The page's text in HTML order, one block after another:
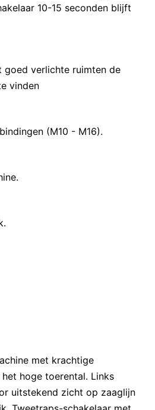
10-15 seconden blijft
goed verlichte ruimten de
vinden
(M10 - M16).
met krachtige
hoge toerental. Links
uitstekend zicht op zaaglijn